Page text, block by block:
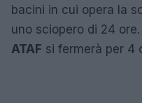
bacini in cui opera la
uno sciopero di 24 ore.
ATAF si fermerà per 4